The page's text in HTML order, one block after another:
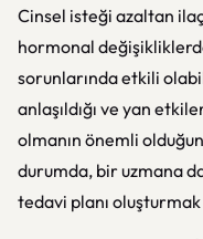
Cinsel isteği azaltan
hormonal
sorunlarında etkili
anlaşıldığı ve yan
olmanın önemli
durumda, bir uzmana
tedavi planı